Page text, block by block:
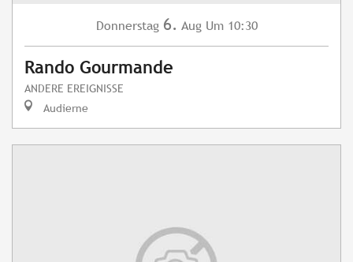
Donnerstag 6. Aug Um 10:30
Rando Gourmande
ANDERE EREIGNISSE
Audierne